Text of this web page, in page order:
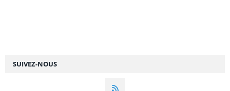
SUIVEZ-NOUS